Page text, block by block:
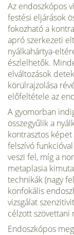
Az endoszkópos
festési eljárások
fokozható a
apró szerkezeti
nyálkahártya-
észlelhetők.
elváltozások
körülrajzolása
előfeltétele az
A gyomorban
összegyűlik a
kontrasztos
felszívó
veszi fel, míg a
metaplasia
technikák (nagy
konfokális
vizsgálat
célzott szövettani
Endoszkópos